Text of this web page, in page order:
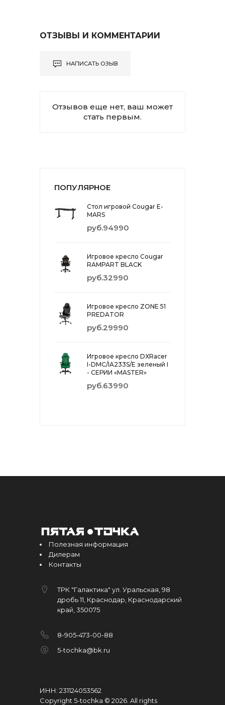
ОТЗЫВЫ И КОММЕНТАРИИ
НАПИСАТЬ ОЗЫВ
Отзывов еще нет, ваш может
стать первым.
ПОПУЛЯРНОЕ
Стол игровой Cougar E-
MARS
руб.94990
Игровое кресло Cougar
RAMPART BLACK
руб.32990
Игровое кресло ZONE 51
PREDATOR
руб.29990
Игровое кресло DXRacer
I-DMC/IA233S/E зеленый I
- СЕРИИ «MASTER»
руб.63990
Полезная информация
Дилерам
Контакты
ТРК "Галактика" ул. Уральская, 98
дробь 11, Краснодар, Краснодарский
край, 350075
8-905-473-00-88
5-tochka@bk.ru
ИНН: 231124053562
Copyright 5-tochka © 2026 All rights